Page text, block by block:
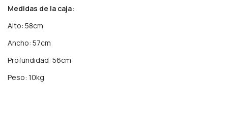
Medidas de la caja:
Alto: 58cm
Ancho: 57cm
Profundidad: 56cm
Peso: 10kg